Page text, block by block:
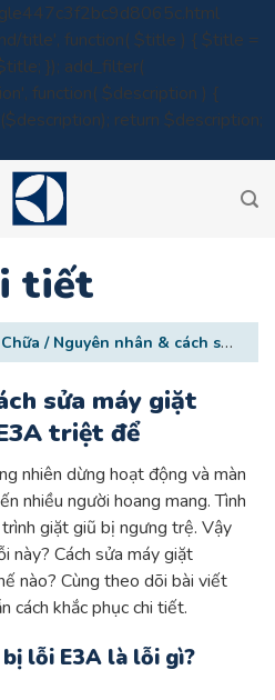
title', function( $title ) { $title =
}); add_filter(
function( $description ) {
return $description;
tiết
/ Nguyên nhân & cách sửa máy giặt electrolux bị lỗi E3A triệt để
sửa máy giặt
triệt để
nhiên dừng hoạt động và màn
nhiều người hoang mang. Tình
giặt giũ bị ngưng trệ. Vậy
này? Cách sửa máy giặt
nào? Cùng theo dõi bài viết
cách khắc phục chi tiết.
lỗi E3A là lỗi gì?